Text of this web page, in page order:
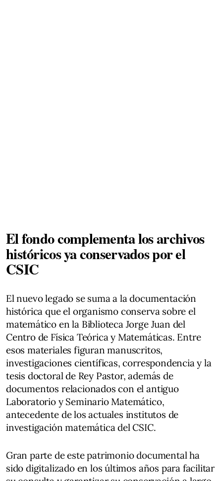
El fondo complementa los archivos
históricos ya conservados por el
CSIC
El nuevo legado se suma a la documentación
histórica que el organismo conserva sobre el
matemático en la Biblioteca Jorge Juan del
Centro de Física Teórica y Matemáticas. Entre
esos materiales figuran manuscritos,
investigaciones científicas, correspondencia y la
tesis doctoral de Rey Pastor, además de
documentos relacionados con el antiguo
Laboratorio y Seminario Matemático,
antecedente de los actuales institutos de
investigación matemática del CSIC.
Gran parte de este patrimonio documental ha
sido digitalizado en los últimos años para facilitar